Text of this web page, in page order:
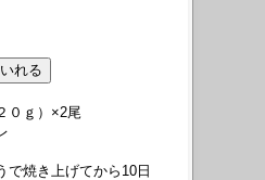
０ｇ）×2尾
で焼き上げてから10日